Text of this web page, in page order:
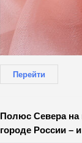
Перейти
Полюс Севера на
городе России –